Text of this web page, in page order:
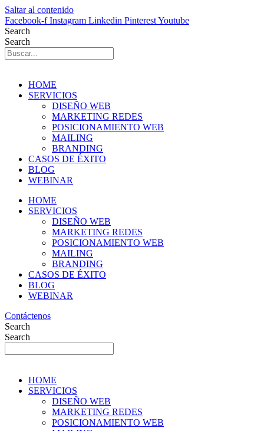
Saltar al contenido
Facebook-f Instagram Linkedin PinterestYoutube
Search
Search
HOME
SERVICIOS
DISEÑO WEB
MARKETING REDES
POSICIONAMIENTO WEB
MAILING
BRANDING
CASOS DE ÉXITO
BLOG
WEBINAR
HOME
SERVICIOS
DISEÑO WEB
MARKETING REDES
POSICIONAMIENTO WEB
MAILING
BRANDING
CASOS DE ÉXITO
BLOG
WEBINAR
Contáctenos
Search
Search
HOME
SERVICIOS
DISEÑO WEB
MARKETING REDES
POSICIONAMIENTO WEB